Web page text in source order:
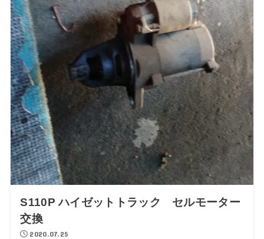
S110P ハイゼットトラック セルモーター
交換
2020.07.25